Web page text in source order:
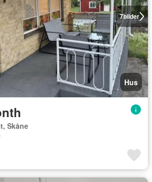
7bilder
Hus
Skåne